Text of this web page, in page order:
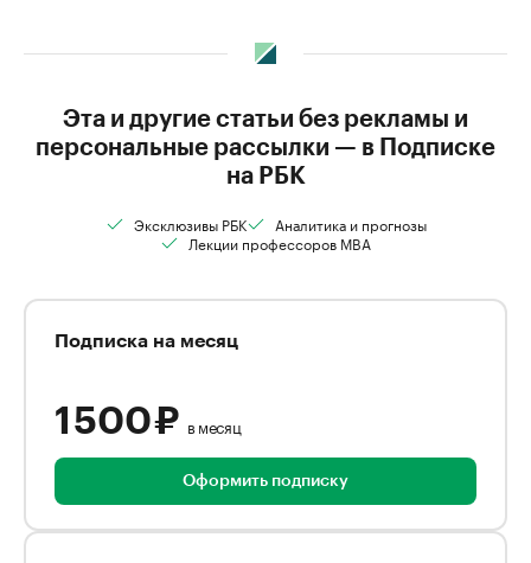
Эта и другие статьи без рекламы и
персональные рассылки — в Подписке
на РБК
Эксклюзивы РБК
Аналитика и прогнозы
Лекции профессоров MBA
Подписка на месяц
1 500 ₽ в месяц
Оформить подписку